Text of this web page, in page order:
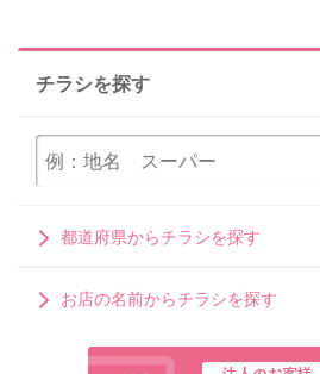
チラシを探す
都道府県からチラシを探す
お店の名前からチラシを探す